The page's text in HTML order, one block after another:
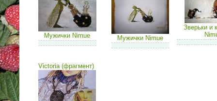
Мужички Nimue Мужички Nimue
Зверьки и
Victoria (фрагмент)